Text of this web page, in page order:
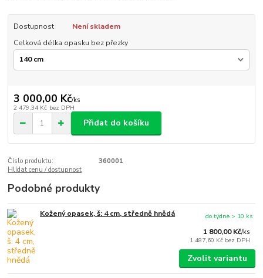
Dostupnost
Není skladem
Celková délka opasku bez přezky
3 000,00 Kč/ks
2 479,34 Kč bez DPH
Přidat do košíku
Číslo produktu:
360001
Hlídat cenu / dostupnost
Podobné produkty
Kožený opasek, š: 4 cm, středně hnědá
1 800,00 Kč/ks
1 487,60 Kč bez DPH
do týdne > 10 ks
Zvolit variantu